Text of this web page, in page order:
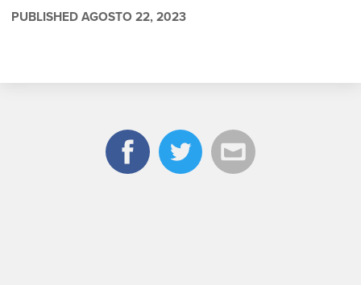
PUBLISHED AGOSTO 22, 2023